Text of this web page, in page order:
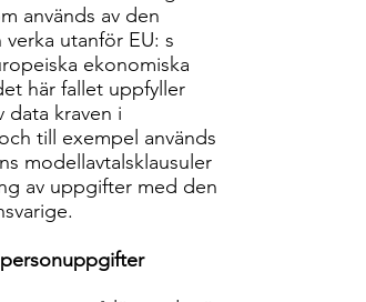
används av den
utanför EU: s
ekonomiska
här fallet uppfyller
data kraven i
till exempel används
modellavtalsklausuler
av uppgifter med den